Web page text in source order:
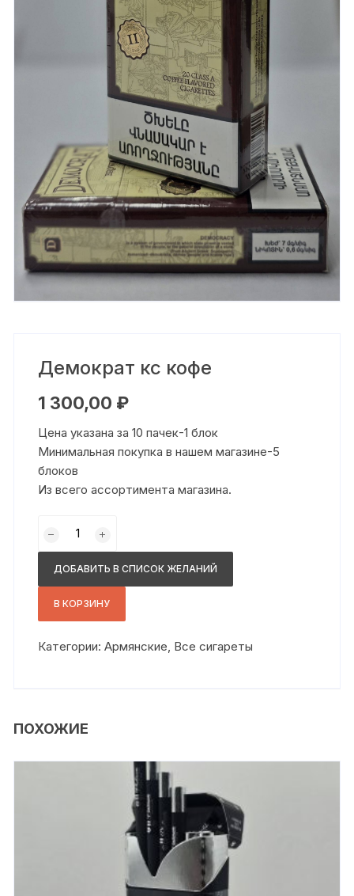
Демократ кс кофе
1 300,00 ₽
Цена указана за 10 пачек-1 блок
Минимальная покупка в нашем магазине-5
блоков
Из всего ассортимента магазина.
товара
кофе
ДОБАВИТЬ В СПИСОК ЖЕЛАНИЙ
В КОРЗИНУ
Категории:Армянские Все сигареты
ПОХОЖИЕ